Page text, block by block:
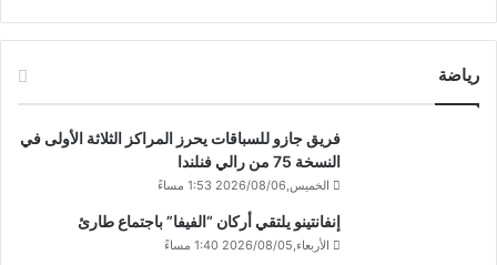
رياضة
فريق جازو للسباقات يحرز المراكز الثلاثة الأولى في
النسخة 75 من رالي فنلندا
الخميس,2026/08/06 1:53 مساءً
إنفانتينو يلتقي أركان “الفيفا” باجتماع طارئ
الأربعاء,2026/08/05 1:40 مساءً